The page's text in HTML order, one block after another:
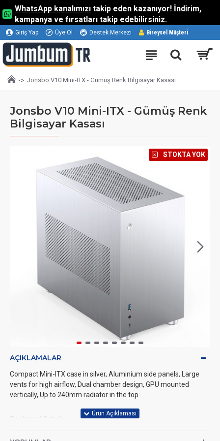
WhatsApp kanalımızı takip eden kazanıyor! İndirim,
kampanya ve fırsatları takip edebilirsiniz.
Giriş Yap Üye Ol Destek Merkezi Bireysel Müşteri
Jonsbo V10 Mini-ITX - Gümüş Renk Bilgisayar Kasası
Jonsbo V10 Mini-ITX - Gümüş Renk
Bilgisayar Kasası
⠀STOKTA YOK
AÇIKLAMALAR
Compact Mini-ITX case in silver, Aluminium side panels, Large
vents for high airflow, Dual chamber design, GPU mounted
vertically, Up to 240mm radiator in the top
Technical Details: